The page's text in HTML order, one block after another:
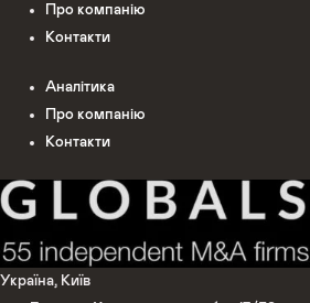
Про компанію
Контакти
Аналітика
Про компанію
Контакти
Україна, Київ